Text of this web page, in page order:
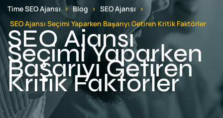
Time SEO Ajansı Blog
SEO Ajansı
SEO Ajansı Seçimi Yaparken Başarıyı Getiren Kritik Faktörler
SEO Ajansı
Seçimi Yaparken
Başarıyı Getiren
Kritik Faktörler